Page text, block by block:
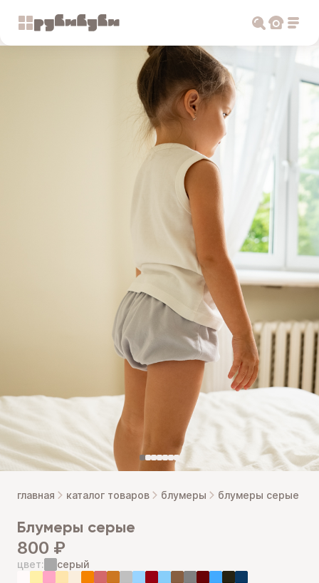
главная каталог товаров блумеры блумеры серые
блумеры серые
800 ₽
цвет: серый